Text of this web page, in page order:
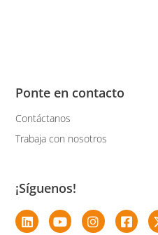
Ponte en contacto
Contáctanos
Trabaja con nosotros
¡Síguenos!